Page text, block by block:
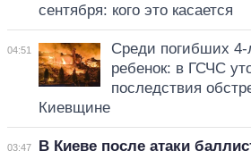
сентября: кого это касается
04:51
Среди погибших 4-
ребенок: в ГСЧС
последствия
Киевщине
03:47
В Киеве после атаки